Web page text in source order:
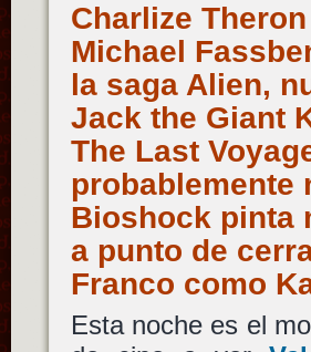
Charlize
Michael
la saga Alien,
Jack the Giant
The Last
probablemente
Bioshock pinta
a punto de
Franco como
Esta noche es el